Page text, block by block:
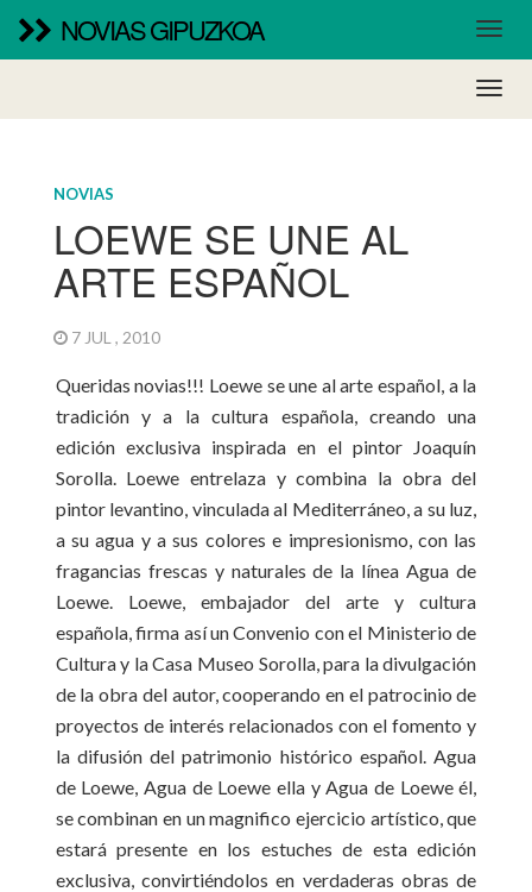
NOVIAS GIPUZKOA
NOVIAS
LOEWE SE UNE AL
ARTE ESPAÑOL
7 JUL , 2010
Queridas novias!!! Loewe se une al arte español, a la
tradición y a la cultura española, creando una
edición exclusiva inspirada en el pintor Joaquín
Sorolla. Loewe entrelaza y combina la obra del
pintor levantino, vinculada al Mediterráneo, a su luz,
a su agua y a sus colores e impresionismo, con las
fragancias frescas y naturales de la línea Agua de
Loewe. Loewe, embajador del arte y cultura
española, firma así un Convenio con el Ministerio de
Cultura y la Casa Museo Sorolla, para la divulgación
de la obra del autor, cooperando en el patrocinio de
proyectos de interés relacionados con el fomento y
la difusión del patrimonio histórico español. Agua
de Loewe, Agua de Loewe ella y Agua de Loewe él,
se combinan en un magnifico ejercicio artístico, que
estará presente en los estuches de esta edición
exclusiva, convirtiéndolos en verdaderas obras de